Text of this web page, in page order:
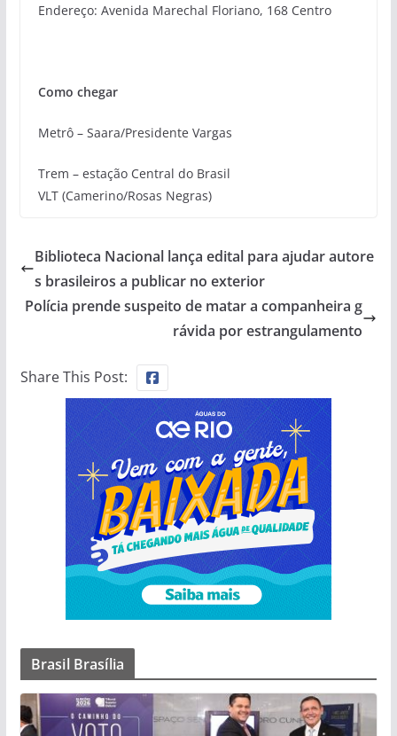
Endereço: Avenida Marechal Floriano, 168 Centro
Como chegar
Metrô – Saara/Presidente Vargas
Trem – estação Central do Brasil
VLT (Camerino/Rosas Negras)
Biblioteca Nacional lança edital para ajudar autore
s brasileiros a publicar no exterior
Polícia prende suspeito de matar a companheira g
rávida por estrangulamento
Share This Post:
Brasil Brasília